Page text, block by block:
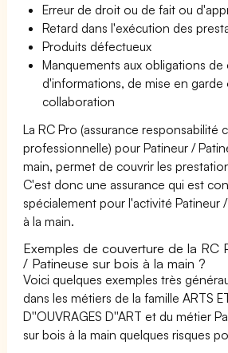
Erreur de droit ou de fait ou
Retard dans l'exécution des
Produits défectueux
Manquements aux obligations de
d'informations, de mise en garde
collaboration
La RC Pro (assurance responsabilité
professionnelle) pour Patineur /
main, permet de couvrir les
C'est donc une assurance qui est
spécialement pour l'activité Patineur
à la main.
Exemples de couverture de la RC
/ Patineuse sur bois à la main ?
Voici quelques exemples très
dans les métiers de la famille ARTS
D''OUVRAGES D''ART et du métier
sur bois à la main quelques risques